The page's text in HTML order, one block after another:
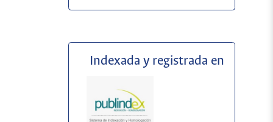
Indexada y registrada en